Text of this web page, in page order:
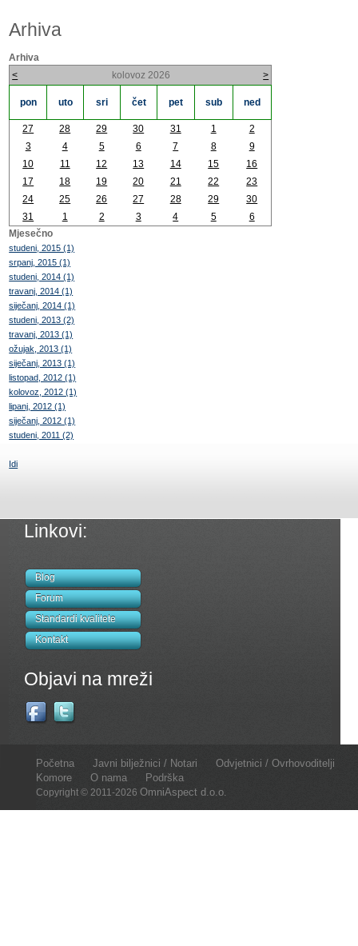
Arhiva
Arhiva
<
kolovoz 2026 >
pon uto sri čet pet sub ned
27 28 29 30 31 1
2
3
4 5 6 7 8
9
10
11 12 13 14 15
16
17
18 19 20 21 22
23
24
25 26 27 28 29
30
31
1 2 3 4 5
6
Mjesečno
studeni, 2015 (1)
srpanj, 2015 (1)
studeni, 2014 (1)
travanj, 2014 (1)
siječanj, 2014 (1)
studeni, 2013 (2)
travanj, 2013 (1)
ožujak, 2013 (1)
siječanj, 2013 (1)
listopad, 2012 (1)
kolovoz, 2012 (1)
lipanj, 2012 (1)
siječanj, 2012 (1)
studeni, 2011 (2)
Idi
Linkovi:
Blog
Forum
Standardi kvalitete
Kontakt
Objavi na mreži
Početna Javni bilježnici / Notari
Odvjetnici / Ovrhovoditelji
Komore
O nama Podrška
Copyright © 2011-2026 OmniAspect d.o.o.